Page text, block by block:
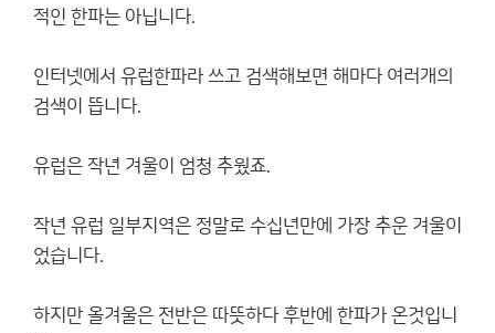
적인 한파는 아닙니다.
인터넷에서 유럽한파라 쓰고 검색해보면 해마다 여러개의
검색이 뜹니다.
유럽은 작년 겨울이 엄청 추웠죠.
작년 유럽 일부지역은 정말로 수십년만에 가장 추운 겨울이
었습니다.
하지만 올겨울은 전반은 따뜻하다 후반에 한파가 온것입니